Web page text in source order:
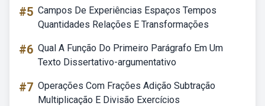
#5 Campos De Experiências Espaços Tempos
Quantidades Relações E Transformações
#6 Qual A Função Do Primeiro Parágrafo Em Um
Texto Dissertativo-argumentativo
#7 Operações Com Frações Adição Subtração
Multiplicação E Divisão Exercícios